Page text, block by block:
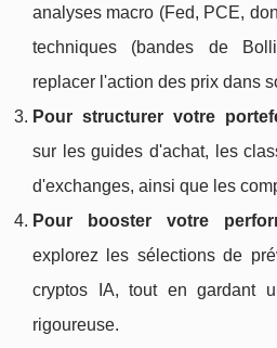
analyses macro (Fed, PCE,
techniques (bandes de
replacer l'action des prix dans
Pour structurer votre
sur les guides d'achat, les
d'exchanges, ainsi que les
Pour booster votre
explorez les sélections de
cryptos IA, tout en gardant
rigoureuse.